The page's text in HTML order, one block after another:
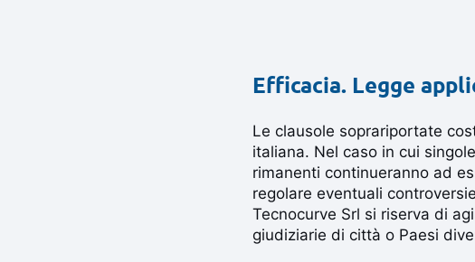
Efficacia. Legge
Le clausole soprariportate
italiana. Nel caso in cui
rimanenti continueranno ad
regolare eventuali
Tecnocurve Srl si riserva di
giudiziarie di città o Paesi